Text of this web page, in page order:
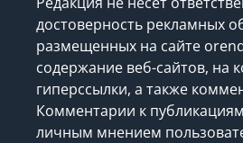
достоверность рекламных
размещенных на сайте
содержание веб-сайтов, на
гиперссылки, а также
Комментарии к
личным мнением